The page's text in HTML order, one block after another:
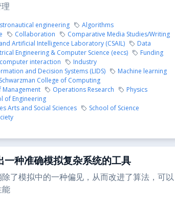
engineering
Algorithms
Collaboration
Comparative Media Studies/Writing
Artificial Intelligence Laboratory (CSAIL)
Data
Engineering & Computer Science (eecs)
Funding
interaction
Industry
and Decision Systems (LIDS)
Machine learning
College of Computing
Management
Operations Research
Physics
of Engineering
Arts and Social Sciences
School of Science
一种准确模拟复杂系统的工具
了模拟中的一种偏见，从而改进了算法，可以